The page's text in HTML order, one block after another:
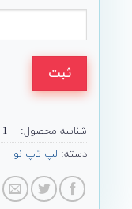
ثبت
شناسه محصول: ---surface-LAPTOP 7---1-1
دسته: لپ تاپ نو